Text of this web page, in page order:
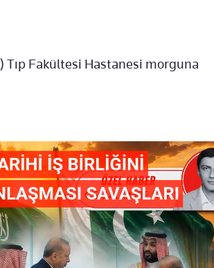
Tıp Fakültesi Hastanesi morguna